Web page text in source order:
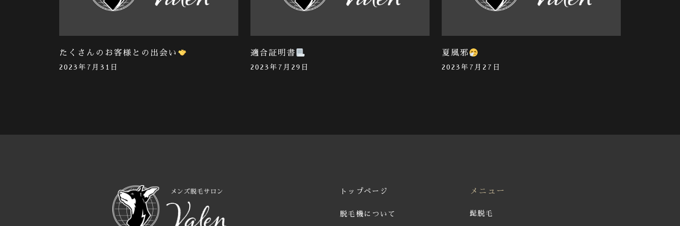
たくさんのお客様との出会い
2023年7月31日
適合証明書
2023年7月29日
夏風邪
2023年7月27日
トップページ
脱毛機について
メニュー
髭脱毛